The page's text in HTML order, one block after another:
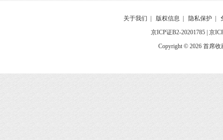
关于我们 版权信息 隐私保护
京ICP证B2-20201785 京
Copyright © 2026 首席收